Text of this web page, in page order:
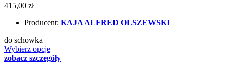
415,00 zł
Producent: KAJA ALFRED OLSZEWSKI
do schowka
Wybierz opcje
zobacz szczegóły